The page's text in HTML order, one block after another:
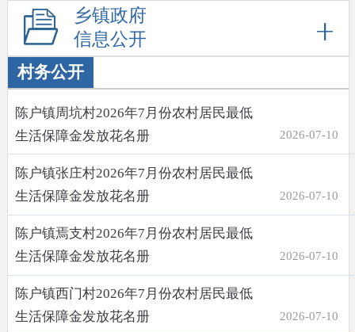
乡镇政府
信息公开
村务公开
陈户镇周坑村2026年7月份农村居民最低
生活保障金发放花名册
2026-07-10
陈户镇张庄村2026年7月份农村居民最低
生活保障金发放花名册
2026-07-10
陈户镇焉支村2026年7月份农村居民最低
生活保障金发放花名册
2026-07-10
陈户镇西门村2026年7月份农村居民最低
生活保障金发放花名册
2026-07-10